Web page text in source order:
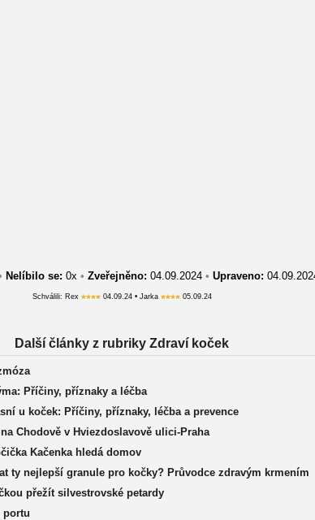
Nelíbilo se: 0x • Zveřejněno: 04.09.2024 • Upraveno:
Schválili: Rex 04.09.24 • Jarka 05.09.24
Další články z rubriky Zdraví koček
Příčiny, příznaky a léčba
u koček: Příčiny, příznaky, léčba a prevence
Chodově v Hviezdoslavově ulici-Praha
Kačenka hledá domov
ty nejlepší granule pro kočky? Průvodce zdravým krmením
přežít silvestrovské petardy
portu